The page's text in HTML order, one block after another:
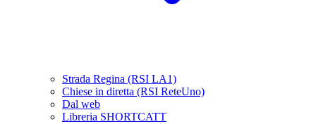
Strada Regina (RSI LA1)
Chiese in diretta (RSI ReteUno)
Dal web
Libreria SHORTCATT